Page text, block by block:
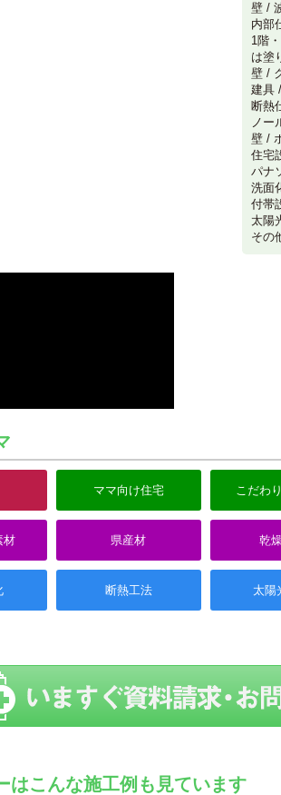
壁 /
内部
1階
は塗
壁 /
建具
断熱
ノー
壁 /
住宅
パナ
洗面
付帯
太陽
その
ママ向け住宅 こだわ
材 県産材 乾
断熱工法 太陽
はこんな施工例も見ています